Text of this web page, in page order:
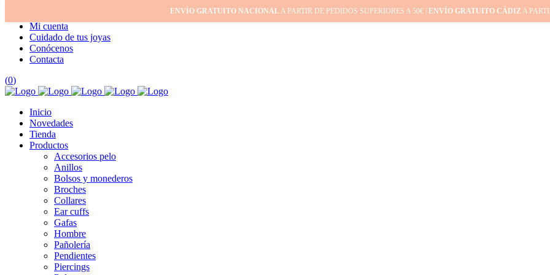
Mi cuenta
Cuidado de tus joyas
Conócenos
Contacta
(0)
Inicio
Novedades
Tienda
Productos
Accesorios pelo
Anillos
Bolsos y monederos
Broches
Collares
Ear cuffs
Gafas
Hombre
Pañolería
Pendientes
Piercings
ENVÍO GRATUITO NACIONALA PARTIR DE PEDIDOS SUPERIORES A 50€ | ENVÍO GRATUITO CÁDIZA